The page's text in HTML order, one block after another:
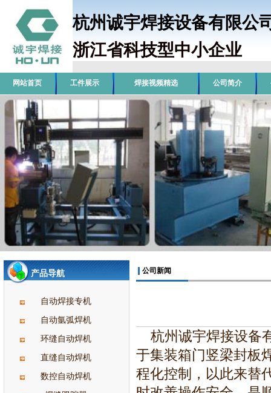
杭州诚宇焊接设备有
浙江省科技型中小企业
网站首页 工件展示 焊接视频精选 公司简介
产品导航
自动焊接专机
自动氩弧焊机
环缝自动焊机
直缝自动焊机
数控自动焊机
公司新闻
杭州诚宇焊接设备
于集装箱门竖梁封板
程化控制，以此来替